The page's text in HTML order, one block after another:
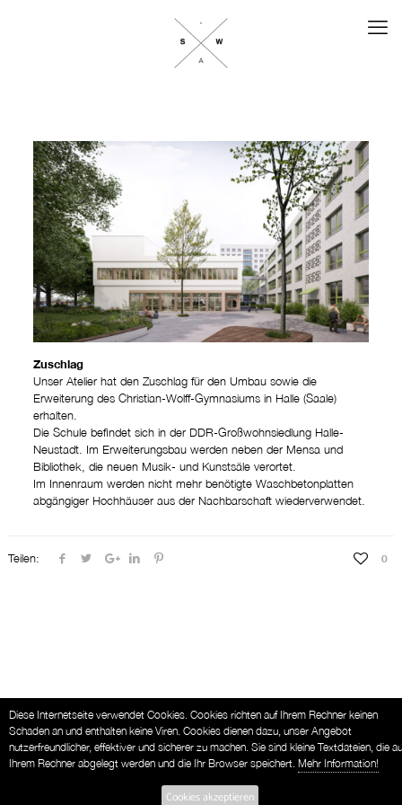
Zuschlag
Unser Atelier hat den Zuschlag für den Umbau sowie die
Erweiterung des Christian-Wolff-Gymnasiums in Halle (Saale)
erhalten.
Die Schule befindet sich in der DDR-Großwohnsiedlung Halle-
Neustadt. Im Erweiterungsbau werden neben der Mensa und
Bibliothek, die neuen Musik- und Kunstsäle verortet.
Im Innenraum werden nicht mehr benötigte Waschbetonplatten
abgängiger Hochhäuser aus der Nachbarschaft wiederverwendet.
Teilen: 0
Diese Internetseite verwendet Cookies. Cookies richten auf Ihrem Rechner keinen
Schaden an und enthalten keine Viren. Cookies dienen dazu, unser Angebot
nutzerfreundlicher, effektiver und sicherer zu machen. Sie sind kleine Textdateien, die
Ihrem Rechner abgelegt werden und die Ihr Browser speichert. Mehr Information!
Cookies akzeptieren